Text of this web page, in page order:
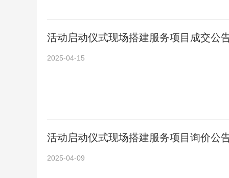
活动启动仪式现场搭建服务项目成交公
2025-04-15
活动启动仪式现场搭建服务项目询价公
2025-04-09